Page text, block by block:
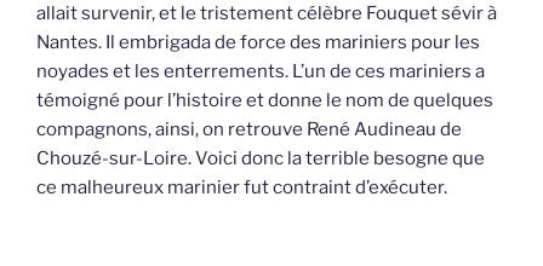
allait survenir, et le tristement célèbre Fouquet sévir à
Nantes. Il embrigada de force des mariniers pour les
noyades et les enterrements. L’un de ces mariniers a
témoigné pour l’histoire et donne le nom de quelques
compagnons, ainsi, on retrouve René Audineau de
Chouzé-sur-Loire. Voici donc la terrible besogne que
ce malheureux marinier fut contraint d’exécuter.